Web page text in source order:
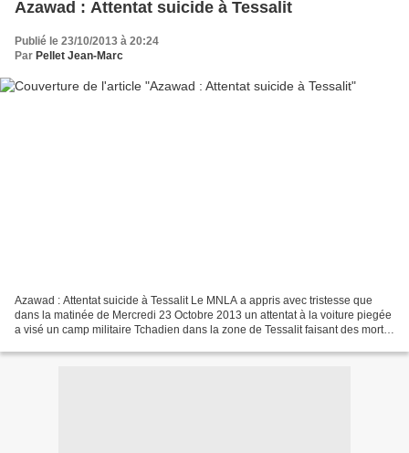
Azawad : Attentat suicide à Tessalit
Publié le 23/10/2013 à 20:24
Par Pellet Jean-Marc
Azawad : Attentat suicide à Tessalit Le MNLA a appris avec tristesse que
dans la matinée de Mercredi 23 Octobre 2013 un attentat à la voiture piegée
a visé un camp militaire Tchadien dans la zone de Tessalit faisant des morts